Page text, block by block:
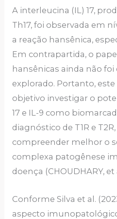
A interleucina (IL) 17,
Th17, foi observada em
a reação hansênica,
Em contrapartida, o
hansênicas ainda não
explorado. Portanto,
objetivo investigar o
17 e IL-9 como
diagnóstico de T1R e
compreender melhor o
complexa patogênese
doença (CHOUDHARY, et
Conforme Silva et al.
aspecto